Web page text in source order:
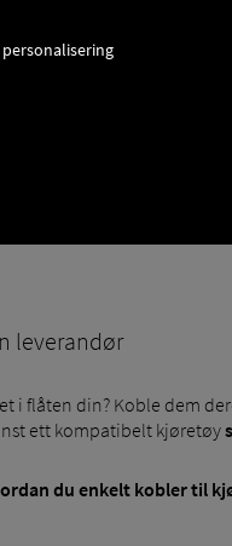
leverandør
i flåten din? Koble dem
ett kompatibelt kjøretøy
duenkelt kobler til